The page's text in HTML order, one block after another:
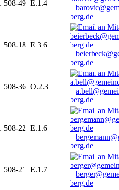
508-49 E.1.4
berg.de
508-18 E.3.6
berg.de
508-36 O.2.3
berg.de
508-22 E.1.6
berg.de
508-21 E.1.7
berg.de